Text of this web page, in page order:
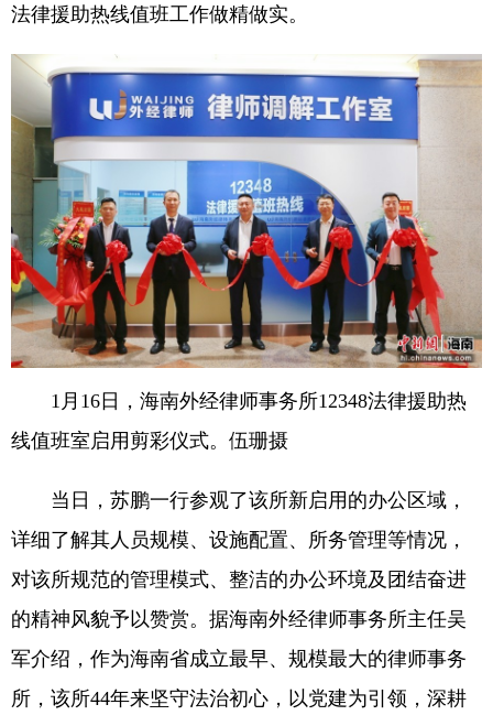
法律援助热线值班工作做精做实。
1月16日，海南外经律师事务所12348法律援助热
线值班室启用剪彩仪式。伍珊摄
当日，苏鹏一行参观了该所新启用的办公区域，
详细了解其人员规模、设施配置、所务管理等情况，
对该所规范的管理模式、整洁的办公环境及团结奋进
的精神风貌予以赞赏。据海南外经律师事务所主任吴
军介绍，作为海南省成立最早、规模最大的律师事务
所，该所44年来坚守法治初心，以党建为引领，深耕